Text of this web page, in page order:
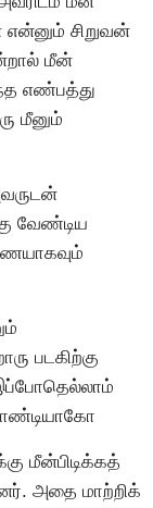
என்னும் சிறுவன்
மீன்
எண்பத்து
மீனும்
வேண்டிய
படகிற்கு
மீன்பிடிக்கத்
அதை மாற்றிக்